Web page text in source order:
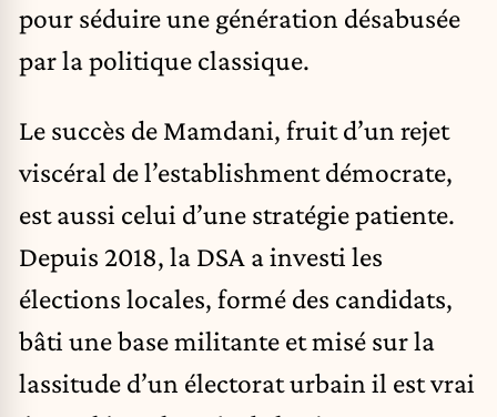
pour séduire une génération désabusée
par la politique classique.
Le succès de Mamdani, fruit d’un rejet
viscéral de l’establishment démocrate,
est aussi celui d’une stratégie patiente.
Depuis 2018, la DSA a investi les
élections locales, formé des candidats,
bâti une base militante et misé sur la
lassitude d’un électorat urbain il est vrai